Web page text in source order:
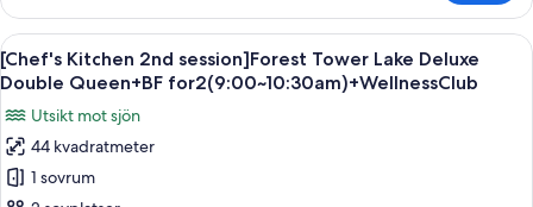
for
2(9:00~10:30am)+WellnessClub
Kitchen
2nd
session]Ocean
Tower
Deluxe
Double
Queen+BF
for
Öppna
alla
för
[Chef's
Kitchen
Ett hotellrum med två sängar, ett
5
[Chef's Kitchen 2nd session]Forest Tower Lake Deluxe
Double Queen+BF for2(9:00~10:30am)+WellnessClub
Utsikt mot sjön
44 kvadratmeter
1 sovrum